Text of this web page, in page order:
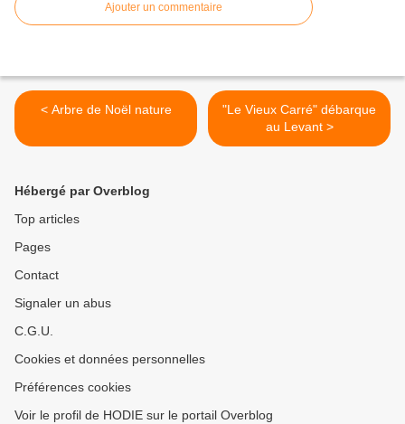
Ajouter un commentaire
< Arbre de Noël nature
"Le Vieux Carré" débarque
au Levant >
Hébergé par Overblog
Top articles
Pages
Contact
Signaler un abus
C.G.U.
Cookies et données personnelles
Préférences cookies
Voir le profil de HODIE sur le portail Overblog